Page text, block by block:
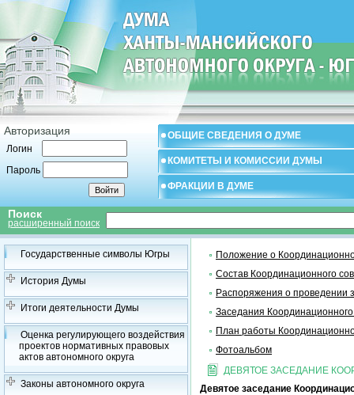
Авторизация
Логин
Пароль
ОБЩИЕ СВЕДЕНИЯ О ДУМЕ
КОМИТЕТЫ И КОМИССИИ ДУМЫ
ФРАКЦИИ В ДУМЕ
Поиск
расширенный поиск
Государственные символы Югры
История Думы
Итоги деятельности Думы
Оценка регулирующего воздействия
проектов нормативных правовых
актов автономного округа
Законы автономного округа
Положение о
Состав Координационного
Распоряжения о проведении
Заседания
План работы
Фотоальбом
ДЕВЯТОЕ ЗАСЕДАНИЕ
Девятое заседание